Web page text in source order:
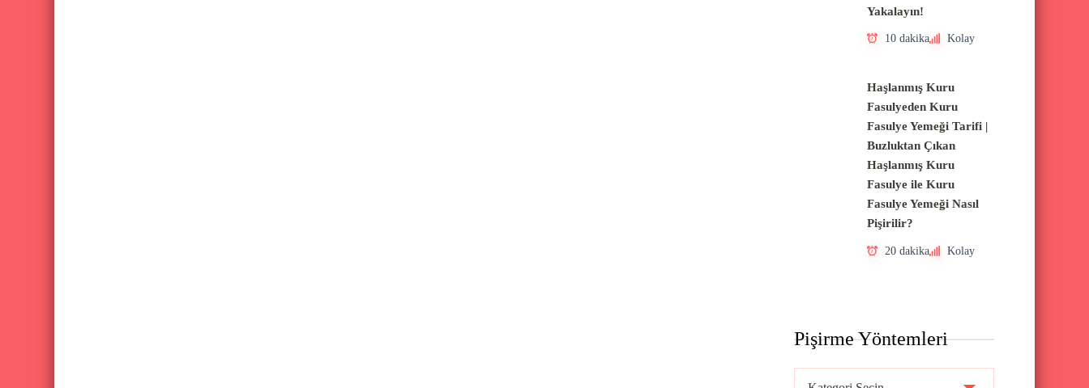
Yakalayın!
10 dakika Kolay
Haşlanmış Kuru
Fasulyeden Kuru
Fasulye Yemeği Tarifi |
Buzluktan Çıkan
Haşlanmış Kuru
Fasulye ile Kuru
Fasulye Yemeği Nasıl
Pişirilir?
20 dakika Kolay
Pişirme Yöntemleri